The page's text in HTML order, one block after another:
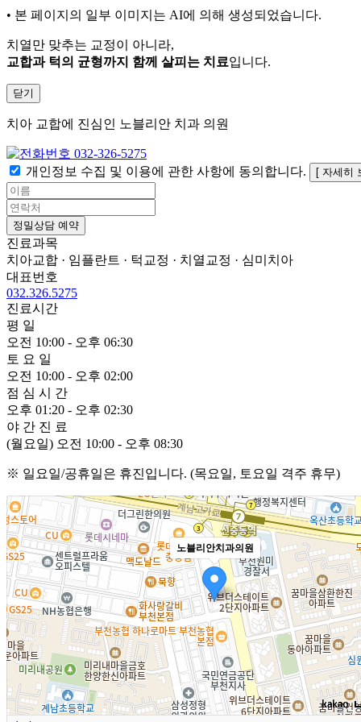
• 본 페이지의 일부 이미지는 AI에 의해 생성되었습니다.
치열만 맞추는 교정이 아니라,
교합과 턱의 균형까지 함께 살피는 치료입니다.
닫기
치아 교합에 진심인 노블리안 치과 의원
032-326-5275
개인정보 수집 및 이용에 관한 사항에 동의합니다.
[ 자세히
정밀상담 예약
진료과목
치아교합 · 임플란트 · 턱교정 · 치열교정 · 심미치아
대표번호
032.326.5275
진료시간
평 일
오전 10:00 - 오후 06:30
토 요 일
오전 10:00 - 오후 02:00
점 심 시 간
오후 01:20 - 오후 02:30
야 간 진 료
(월요일) 오전 10:00 - 오후 08:30
※ 일요일/공휴일은 휴진입니다. (목요일, 토요일 격주 휴무)
노블리안치과의원